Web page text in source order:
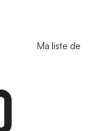
Ma liste de